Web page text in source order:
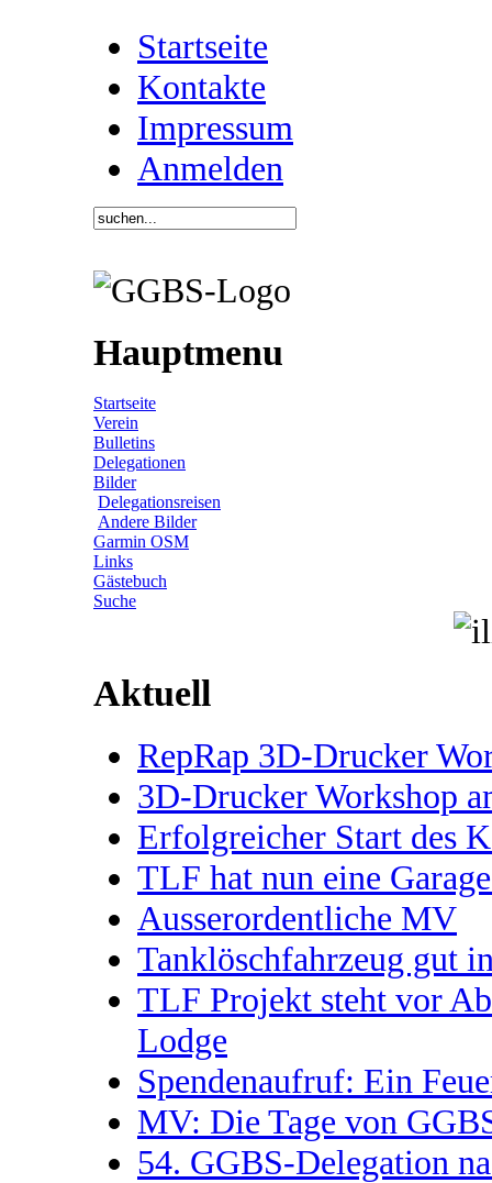
Startseite
Kontakte
Impressum
Anmelden
Hauptmenu
Startseite
Verein
Bulletins
Delegationen
Bilder
Delegationsreisen
Andere Bilder
Garmin OSM
Links
Gästebuch
Suche
Aktuell
RepRap 3D-Drucker
3D-Drucker Workshop
Erfolgreicher Start des
TLF hat nun eine
Ausserordentliche MV
Tanklöschfahrzeug gut
TLF Projekt steht vor
Lodge
Spendenaufruf: Ein
MV: Die Tage von
54. GGBS-Delegation